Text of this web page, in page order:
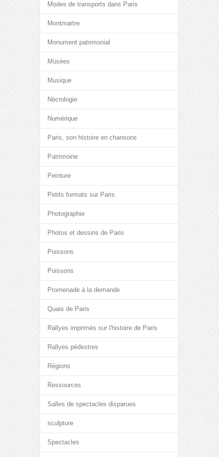
Modes de transports dans Paris
Montmartre
Monument patrimonial
Musées
Musique
Nécrologie
Numérique
Paris, son histoire en chansons
Patrimoine
Peinture
Petits formats sur Paris
Photographie
Photos et dessins de Paris
Poissons
Poissons
Promenade à la demande
Quais de Paris
Rallyes imprimés sur l'histoire de Paris
Rallyes pédestres
Régions
Ressources
Salles de spectacles disparues
sculpture
Spectacles